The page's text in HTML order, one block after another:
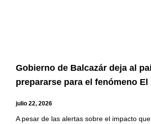
Gobierno de Balcazár deja al
prepararse para el fenómeno El
julio 22, 2026
A pesar de las alertas sobre el impacto